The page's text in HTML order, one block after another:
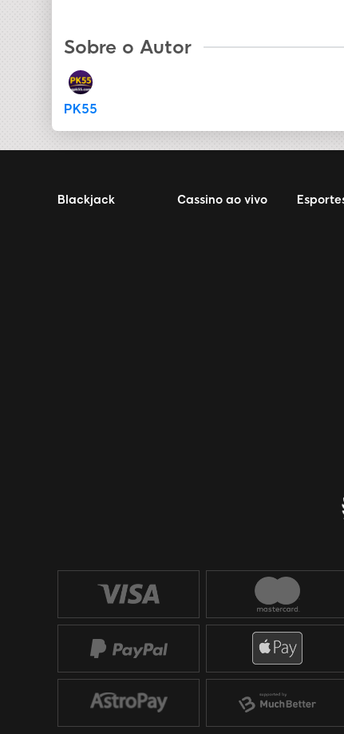
Sobre o Autor
PK55
Blackjack Cassino ao vivo